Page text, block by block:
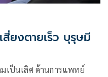
ยงตายเร็ว บุรุษมี
เป็นเลิศ ด้านการแพทย์